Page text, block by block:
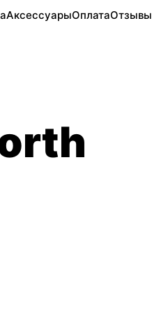
АксессуарыОплатаОтзывы